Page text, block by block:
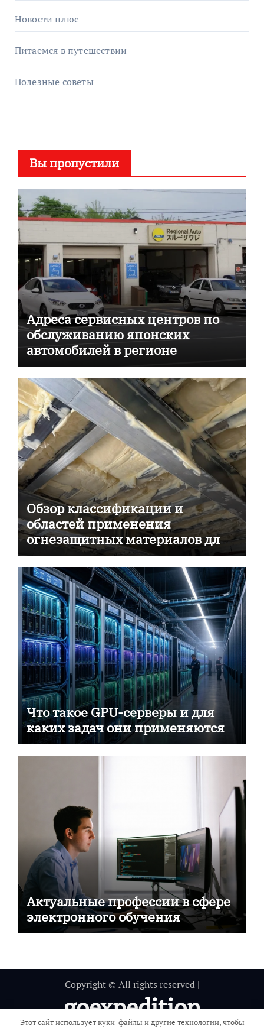
Новости плюс
Питаемся в путешествии
Полезные советы
Вы пропустили
Адреса сервисных центров по
обслуживанию японских
автомобилей в регионе
Обзор классификации и
областей применения
огнезащитных материалов для
пассивной противопожарной
защиты
Что такое GPU-серверы и для
каких задач они применяются
Актуальные профессии в сфере
электронного обучения
Copyright © All rights reserved |
goexpedition
Этот сайт использует куки-файлы и другие технологии, чтобы